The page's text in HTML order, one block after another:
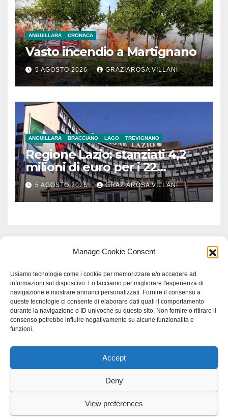
Manage Cookie Consent
Usiamo tecnologie come i cookie per memorizzare e/o accedere ad
informazioni sul dispositivo. Lo facciamo per migliorare l'esperienza di
navigazione e mostrare annunci personalizzati. Fornire il consenso a
queste tecnologie ci consente di elaborare dati quali il comportamento
durante la navigazione o ID univoche su questo sito. Non fornire o ritirare il
consenso potrebbe influire negativamente su alcune funzionalità e
funzioni.
Accept
Deny
View preferences
ANGUILLARA CRONACA
Vasto incendio a Martignano
5 AGOSTO 2026 GRAZIAROSA VILLANI
ANGUILLARA BRACCIANO LAGO TREVIGNANO
Regione Lazio: stanziati 4,2
milioni di euro per i 22
Comuni dell’Etruria
Meridionale
5 AGOSTO 2026 GRAZIAROSA VILLANI
Proudly powered by WordPress|Tema: Newspaperex di
Scienza studio specialistico bracciano